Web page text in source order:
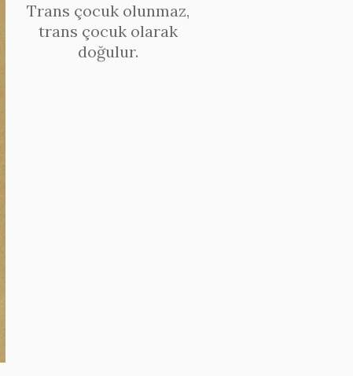
Trans çocuk olunmaz,
trans çocuk olarak
doğulur.